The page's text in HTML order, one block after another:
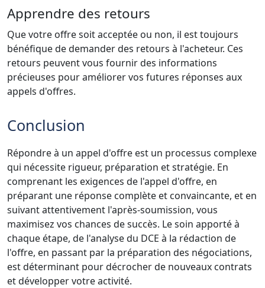
Apprendre des retours
Que votre offre soit acceptée ou non, il est toujours
bénéfique de demander des retours à l'acheteur. Ces
retours peuvent vous fournir des informations
précieuses pour améliorer vos futures réponses aux
appels d'offres.
Conclusion
Répondre à un appel d'offre est un processus complexe
qui nécessite rigueur, préparation et stratégie. En
comprenant les exigences de l'appel d'offre, en
préparant une réponse complète et convaincante, et en
suivant attentivement l'après-soumission, vous
maximisez vos chances de succès. Le soin apporté à
chaque étape, de l'analyse du DCE à la rédaction de
l'offre, en passant par la préparation des négociations,
est déterminant pour décrocher de nouveaux contrats
et développer votre activité.